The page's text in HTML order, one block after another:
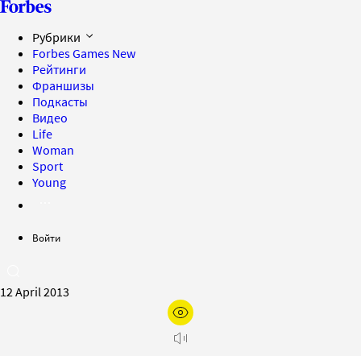
Рубрики
Forbes Games New
Рейтинги
Франшизы
Подкасты
Видео
Life
Woman
Sport
Young
Войти
12 April 2013